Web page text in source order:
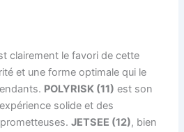
clairement le favori de cette
et une forme optimale qui le
POLYRISK (11) est son
solide et des
JETSEE (12), bien